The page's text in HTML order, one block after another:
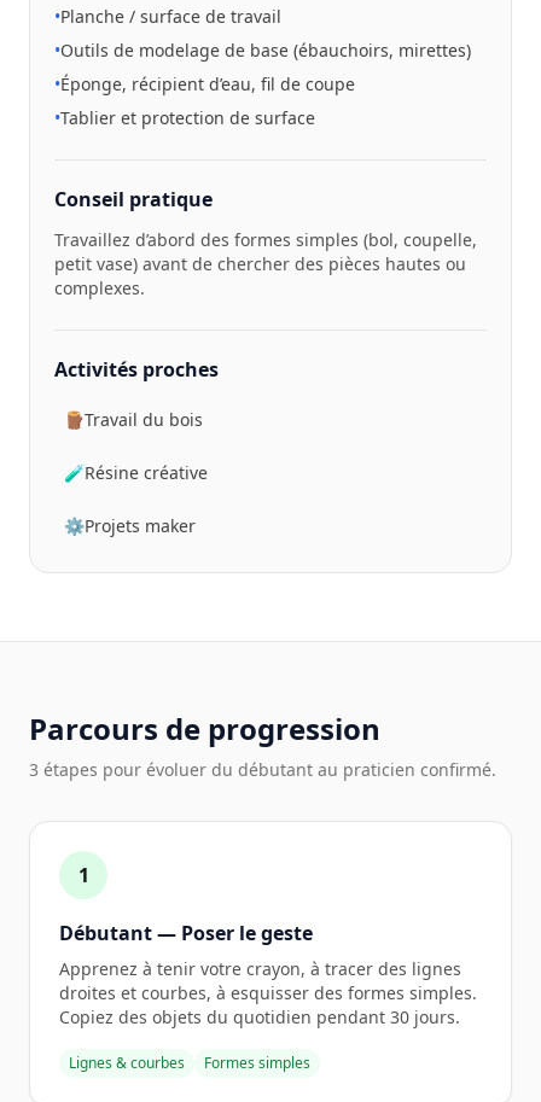
•Planche / surface de travail
•Outils de modelage de base (ébauchoirs, mirettes)
•Éponge, récipient d’eau, fil de coupe
•Tablier et protection de surface
Conseil pratique
Travaillez d’abord des formes simples (bol, coupelle,
petit vase) avant de chercher des pièces hautes ou
complexes.
Activités proches
🪵Travail du bois
🧪Résine créative
⚙️Projets maker
Parcours de progression
3 étapes pour évoluer du débutant au praticien confirmé.
1
Débutant — Poser le geste
Apprenez à tenir votre crayon, à tracer des lignes
droites et courbes, à esquisser des formes simples.
Copiez des objets du quotidien pendant 30 jours.
Lignes & courbes Formes simples